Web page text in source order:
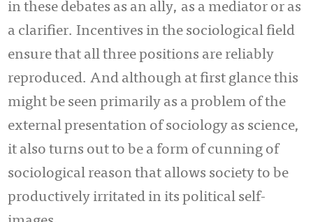
in these debates as an ally, as a mediator or as
a clarifier. Incentives in the sociological field
ensure that all three positions are reliably
reproduced. And although at first glance this
might be seen primarily as a problem of the
external presentation of sociology as science,
it also turns out to be a form of cunning of
sociological reason that allows society to be
productively irritated in its political self-